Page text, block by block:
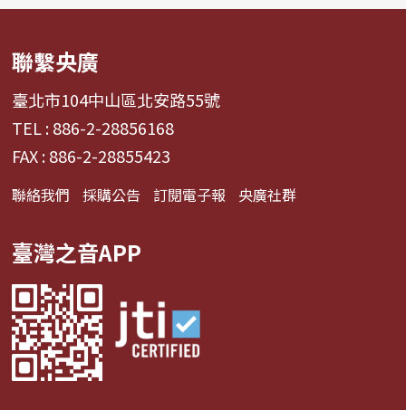
聯繫央廣
臺北市104中山區北安路55號
TEL : 886-2-28856168
FAX : 886-2-28855423
聯絡我們 採購公告 訂閱電子報 央廣社群
臺灣之音APP